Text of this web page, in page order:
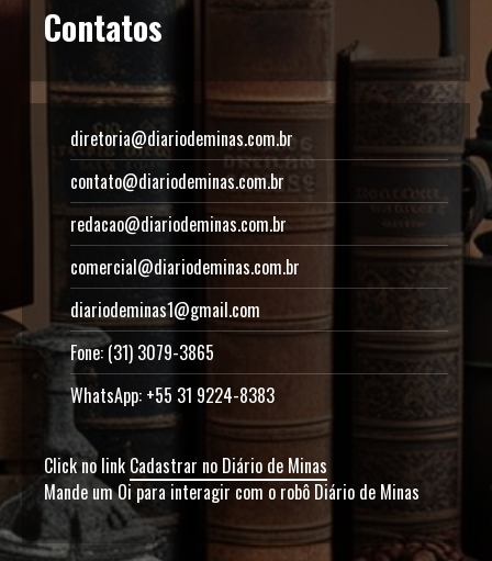
Contatos
diretoria@diariodeminas.com.br
contato@diariodeminas.com.br
redacao@diariodeminas.com.br
comercial@diariodeminas.com.br
diariodeminas1@gmail.com
Fone: (31) 3079-3865
WhatsApp: +55 31 9224-8383
Click no link Cadastrar no Diário de Minas
Mande um Oi para interagir com o robô Diário de Minas